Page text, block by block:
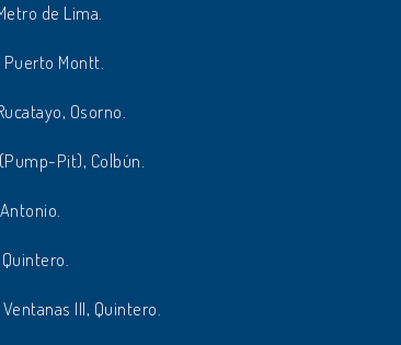
de Lima.
Montt.
Osorno.
Pit), Colbún.
III, Quintero.